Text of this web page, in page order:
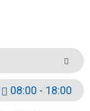
08:00 - 18:00